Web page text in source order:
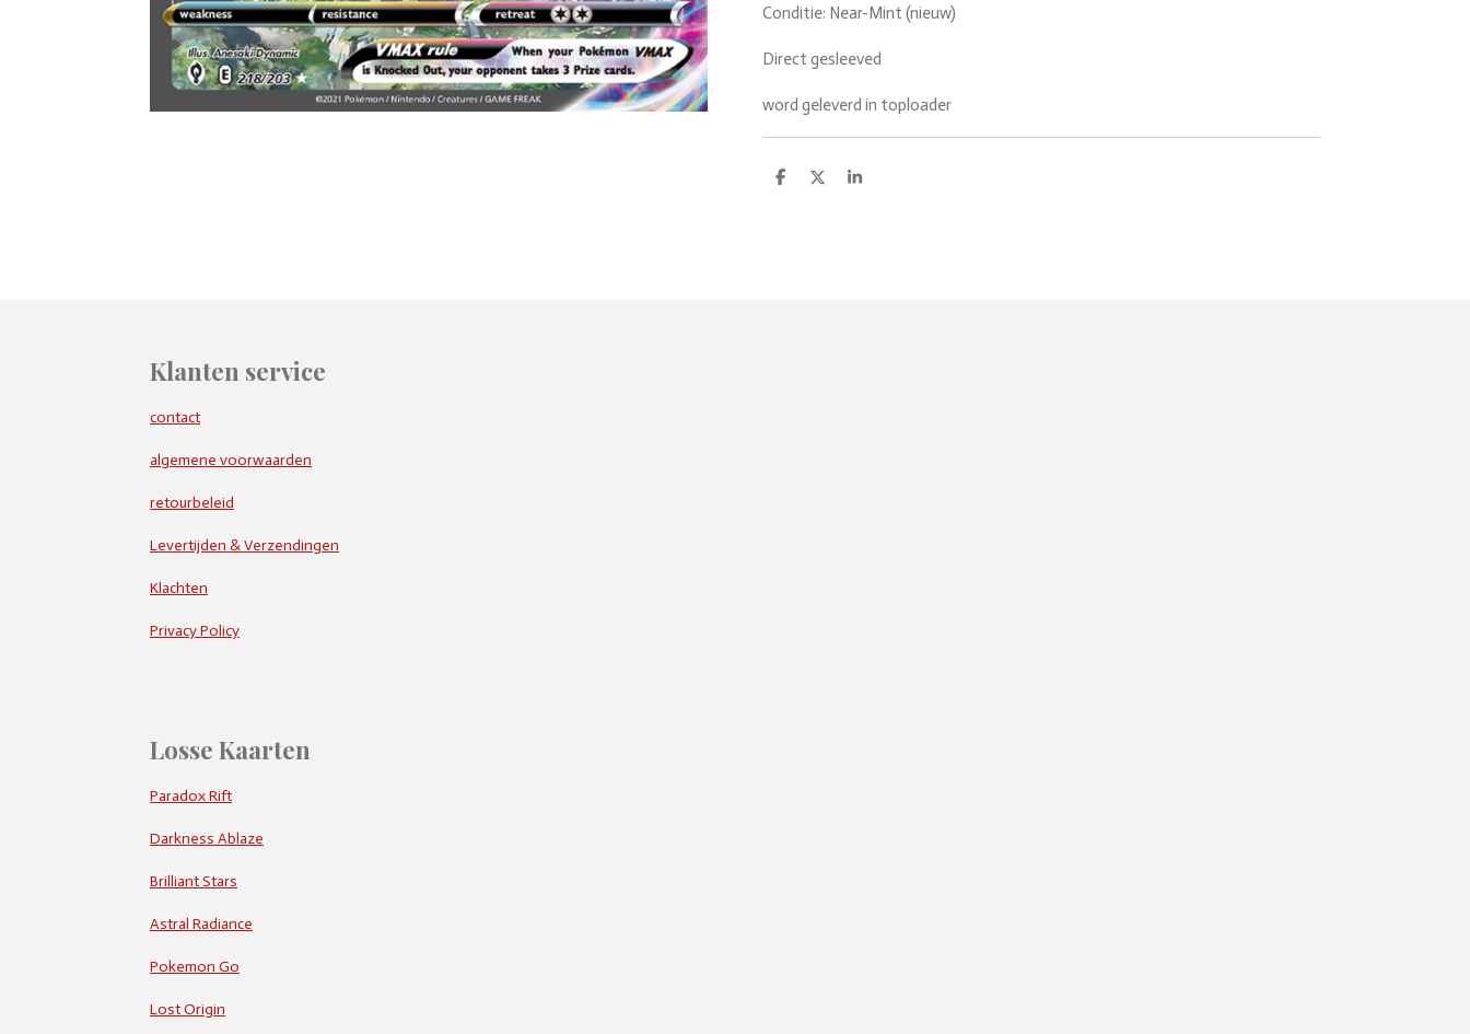
Conditie: Near-Mint (nieuw)
Direct gesleeved
word geleverd in toploader
D
D
S
Klanten service
contact
algemene voorwaarden
retourbeleid
Levertijden & Verzendingen
Klachten
Privacy Policy
Losse Kaarten
Paradox Rift
Darkness Ablaze
Brilliant Stars
Astral Radiance
Pokemon Go
Lost Origin